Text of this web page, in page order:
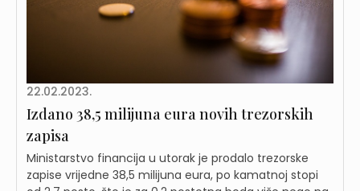
22.02.2023.
Izdano 38,5 milijuna eura novih trezorskih
zapisa
Ministarstvo financija u utorak je prodalo trezorske
zapise vrijedne 38,5 milijuna eura, po kamatnoj stopi